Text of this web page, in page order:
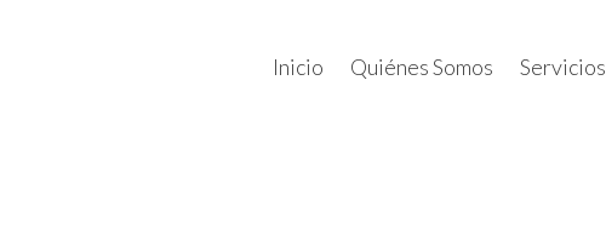
Inicio Quiénes Somos Servicios